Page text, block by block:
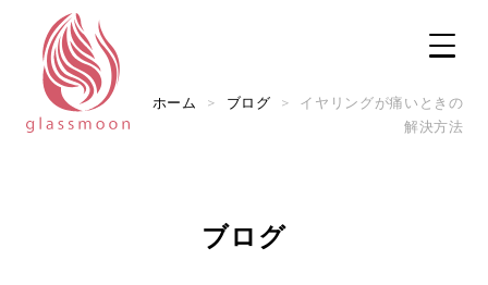
ホーム > ブログ >
イヤリングが痛いときの
解決方法
ブログ